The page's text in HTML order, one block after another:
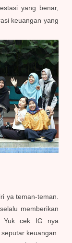
yang benar,
keuangan yang
ya teman-teman.
memberikan
Yuk cek IG nya
keuangan.